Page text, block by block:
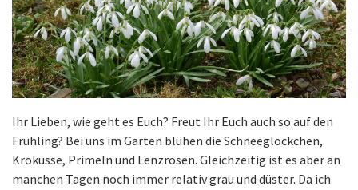
Ihr Lieben, wie geht es Euch? Freut Ihr Euch auch so auf den
Frühling? Bei uns im Garten blühen die Schneeglöckchen,
Krokusse, Primeln und Lenzrosen. Gleichzeitig ist es aber an
manchen Tagen noch immer relativ grau und düster. Da ich